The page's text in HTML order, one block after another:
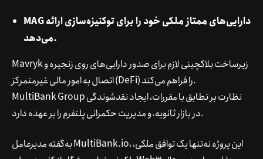
MAG دارایی‌های ممتاز ملکی خود را برای توکنیزه‌سازی ارائه
می‌دهد.
Mavryk زیرساخت بلاکچینی لازم برای صدور دارایی‌های روی زنجیره و
اتصال به امور مالی غیرمتمرکز (DeFi) را فراهم می‌کند.
MultiBank Group نظارت بر تطابق با مقررات، ایجاد نقدشوندگی
در بازار ثانویه، و مدیریت حکمرانی پلتفرم را بر عهده دارد.
به‌گفته مدیرعامل MultiBank.io، این پروژه نه‌تنها یک توافق ملکی،